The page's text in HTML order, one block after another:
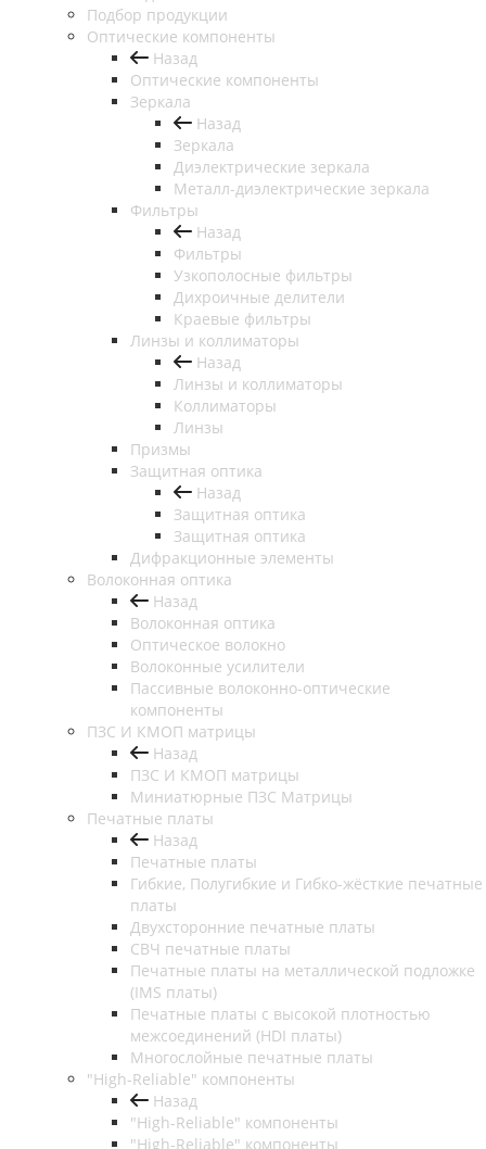
Подбор продукции
Оптические компоненты
Назад
Оптические компоненты
Зеркала
Назад
Зеркала
Диэлектрические зеркала
Металл-диэлектрические зеркала
Фильтры
Назад
Фильтры
Узкополосные фильтры
Дихроичные делители
Краевые фильтры
Линзы и коллиматоры
Назад
Линзы и коллиматоры
Коллиматоры
Линзы
Призмы
Защитная оптика
Назад
Защитная оптика
Защитная оптика
Дифракционные элементы
Волоконная оптика
Назад
Волоконная оптика
Оптическое волокно
Волоконные усилители
Пассивные волоконно-оптические
компоненты
ПЗС И КМОП матрицы
Назад
ПЗС И КМОП матрицы
Миниатюрные ПЗС Матрицы
Печатные платы
Назад
Печатные платы
Гибкие, Полугибкие и Гибко-жёсткие печатные
платы
Двухсторонние печатные платы
СВЧ печатные платы
Печатные платы на металлической подложке
(IMS платы)
Печатные платы с высокой плотностью
межсоединений (HDI платы)
Многослойные печатные платы
"High-Reliable" компоненты
Назад
"High-Reliable" компоненты
"High-Reliable" компоненты